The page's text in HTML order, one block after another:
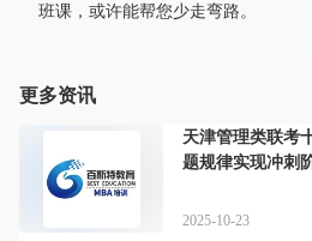
班课，或许能帮您少走弯路。
更多资讯
天津管理类联考
题规律实现冲刺
2025-10-23